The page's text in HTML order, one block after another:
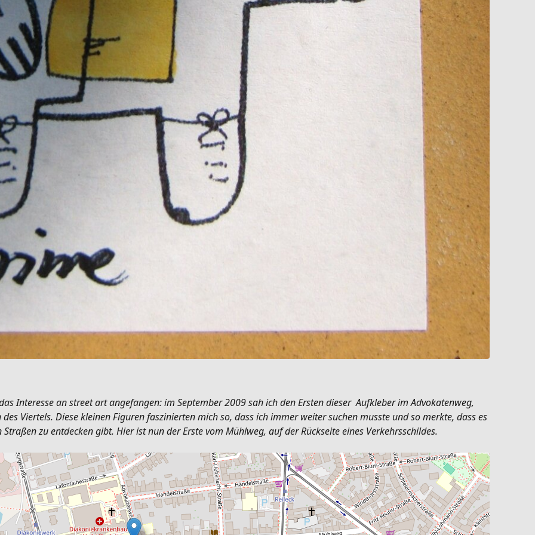
Interesse an street art angefangen: im September 2009 sah ich den Ersten dieser Aufkleber im Advokatenweg,
Viertels. Diese kleinen Figuren faszinierten mich so, dass ich immer weiter suchen musste und so merkte, dass es
zu entdecken gibt. Hier ist nun der Erste vom Mühlweg, auf der Rückseite eines Verkehrsschildes.